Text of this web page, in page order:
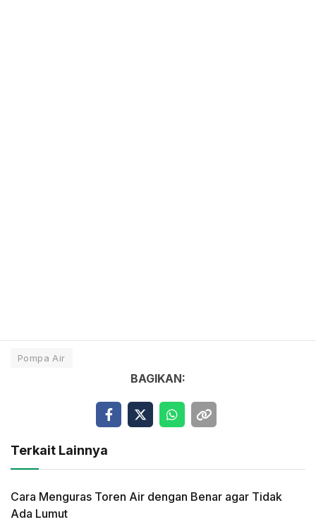
Pompa Air
BAGIKAN:
Terkait Lainnya
Cara Menguras Toren Air dengan Benar agar Tidak
Ada Lumut